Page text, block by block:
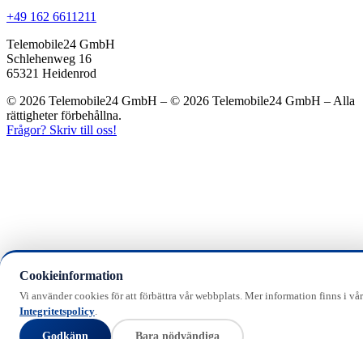
+49 162 6611211
Telemobile24 GmbH
Schlehenweg 16
65321 Heidenrod
© 2026 Telemobile24 GmbH – © 2026 Telemobile24 GmbH – Alla
rättigheter förbehållna.
Frågor? Skriv till oss!
Cookieinformation
Vi använder cookies för att förbättra vår webbplats. Mer information finns i vår
Integritetspolicy.
Godkänn Bara nödvändiga